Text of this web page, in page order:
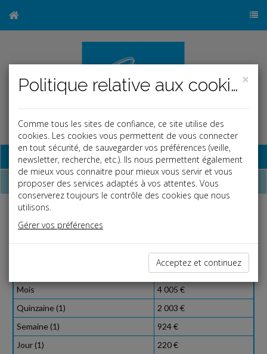
Base documentaire
La paye
48 060 €
12 015 €
Mois
4 005 €
Quinzaine (1)
2 003 €
Semaine (1)
924 €
Jour (1)
220 €
×
Politique relative aux cookies
Comme tous les sites de confiance, ce site utilise des
cookies. Les cookies vous permettent de vous connecter
en tout sécurité, de sauvegarder vos préférences (veille,
newsletter, recherche, etc.). Ils nous permettent également
de mieux vous connaitre pour mieux vous servir et vous
proposer des services adaptés à vos attentes. Vous
conserverez toujours le contrôle des cookies que nous
utilisons.
Gérer vos préférences
Acceptez et continuez